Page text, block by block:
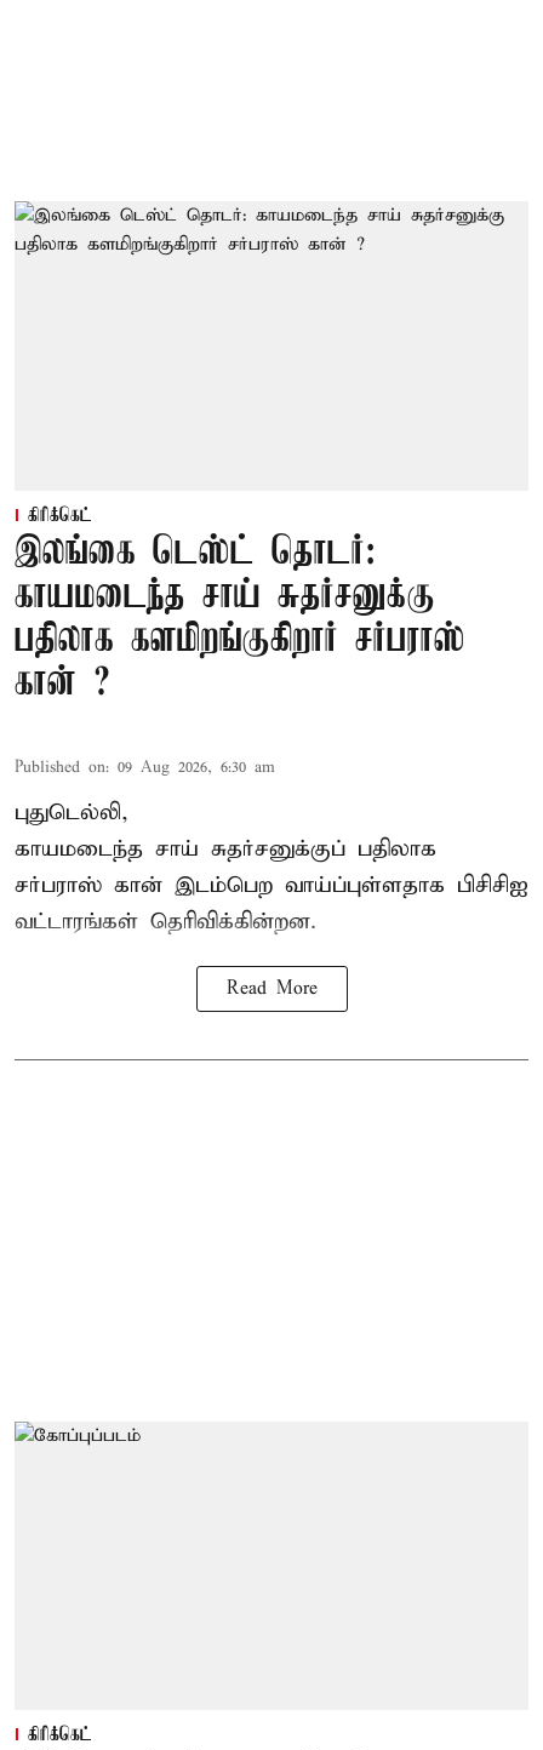
கிரிக்கெட்
இலங்கை டெஸ்ட் தொடர்:
காயமடைந்த சாய் சுதர்சனுக்கு
பதிலாக களமிறங்குகிறார் சர்பராஸ்
கான் ?
Published on: 09 Aug 2026, 6:30 am
புதுடெல்லி,
காயமடைந்த சாய் சுதர்சனுக்குப் பதிலாக
சர்பராஸ் கான் இடம்பெற வாய்ப்புள்ளதாக பிசிசிஐ
வட்டாரங்கள் தெரிவிக்கின்றன.
Read More
கிரிக்கெட்